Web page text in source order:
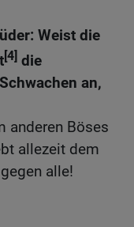
Weist die
[4] die
an,
anderen Böses
allezeit dem
alle!